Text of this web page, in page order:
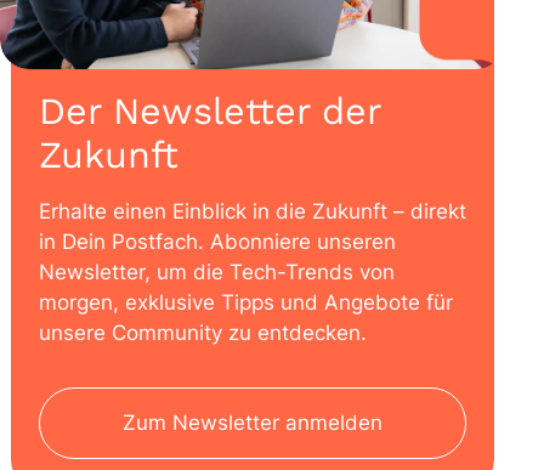
Der Newsletter der
Zukunft
Erhalte einen Einblick in die Zukunft – direkt
in Dein Postfach. Abonniere unseren
Newsletter, um die Tech-Trends von
morgen, exklusive Tipps und Angebote für
unsere Community zu entdecken.
Zum Newsletter anmelden